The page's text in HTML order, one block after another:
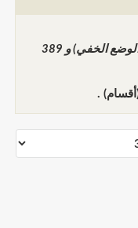
389
(أقسام) .